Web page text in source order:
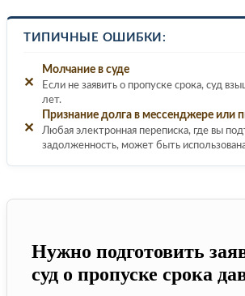
ТИПИЧНЫЕ ОШИБКИ:
✕
Молчание в суде
Если не заявить о пропуске срока, суд
лет.
✕
Признание долга в мессенджере или
Любая электронная переписка, где вы
задолженность, может быть
Нужно подготовить
суд о пропуске срока